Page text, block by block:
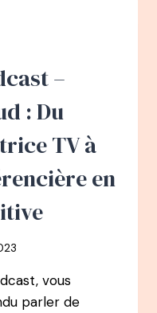
–
: Du
TV à
en
vous
parler de